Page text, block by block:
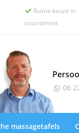
 Ruime keuze in
assortiment
 06
massagetafels